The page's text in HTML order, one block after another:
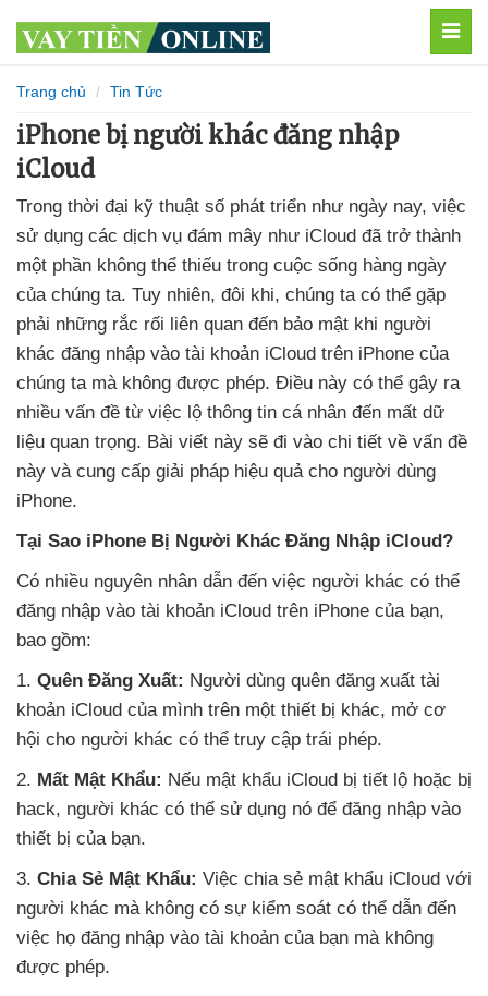
Trang chủ Tin Tức
iPhone bị người khác đăng nhập
iCloud
Trong thời đại kỹ thuật số phát triển như ngày nay, việc
sử dụng các dịch vụ đám mây như iCloud đã trở thành
một phần không thể thiếu trong cuộc sống hàng ngày
của chúng ta. Tuy nhiên, đôi khi, chúng ta có thể gặp
phải những rắc rối liên quan đến bảo mật khi người
khác đăng nhập vào tài khoản iCloud trên iPhone của
chúng ta mà không được phép. Điều này có thể gây ra
nhiều vấn đề từ việc lộ thông tin cá nhân đến mất dữ
liệu quan trọng. Bài viết này sẽ đi vào chi tiết về vấn đề
này và cung cấp giải pháp hiệu quả cho người dùng
iPhone.
Tại Sao iPhone Bị Người Khác Đăng Nhập iCloud?
Có nhiều nguyên nhân dẫn đến việc người khác có thể
đăng nhập vào tài khoản iCloud trên iPhone của bạn,
bao gồm:
1. Quên Đăng Xuất: Người dùng quên đăng xuất tài
khoản iCloud của mình trên một thiết bị khác, mở cơ
hội cho người khác có thể truy cập trái phép.
2. Mất Mật Khẩu: Nếu mật khẩu iCloud bị tiết lộ hoặc bị
hack, người khác có thể sử dụng nó để đăng nhập vào
thiết bị của bạn.
3. Chia Sẻ Mật Khẩu: Việc chia sẻ mật khẩu iCloud với
người khác mà không có sự kiểm soát có thể dẫn đến
việc họ đăng nhập vào tài khoản của bạn mà không
được phép.